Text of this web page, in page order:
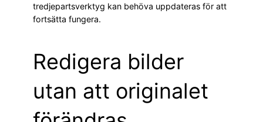
tredjepartsverktyg kan behöva uppdateras för att
fortsätta fungera.
Redigera bilder
utan att originalet